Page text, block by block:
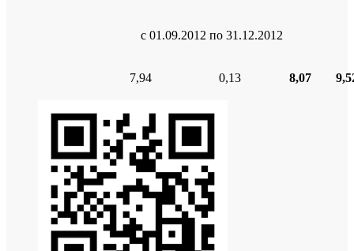
с 01.09.2012 по 31.12.2012
7,94 0,13 8,07